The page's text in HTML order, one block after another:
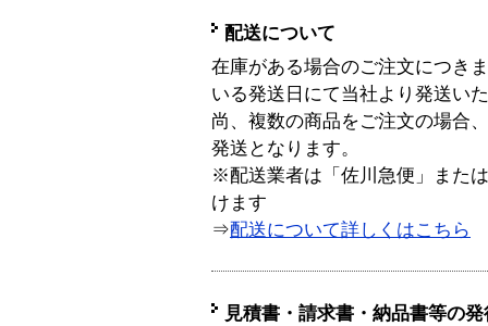
配送について
在庫がある場合のご注文につき
いる発送日にて当社より発送い
尚、複数の商品をご注文の場合
発送となります。
※配送業者は「佐川急便」また
けます
⇒配送について詳しくはこちら
見積書・請求書・納品書等の